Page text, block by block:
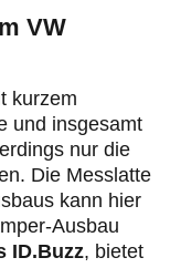
VW
kurzem
und insgesamt
nur die
Die Messlatte
kann hier
Ausbau
ID.Buzz, bietet